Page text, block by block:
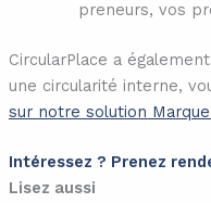
preneurs, vos
CircularPlace a
une circularité interne,
sur notre solution
Intéressez ? Prenez
Lisez aussi